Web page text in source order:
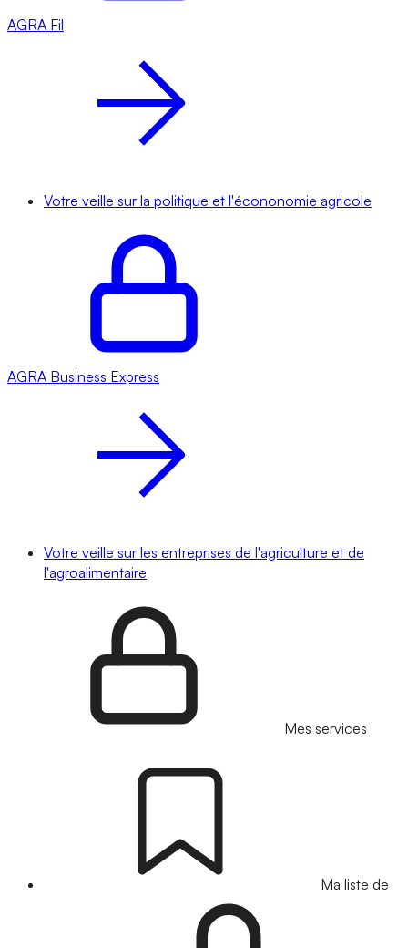
AGRA Fil
Votre veille sur la politique et l'écononomie agricole
AGRA Business Express
Votre veille sur les entreprises de l'agriculture et de
l'agroalimentaire
Mes services
Ma liste de